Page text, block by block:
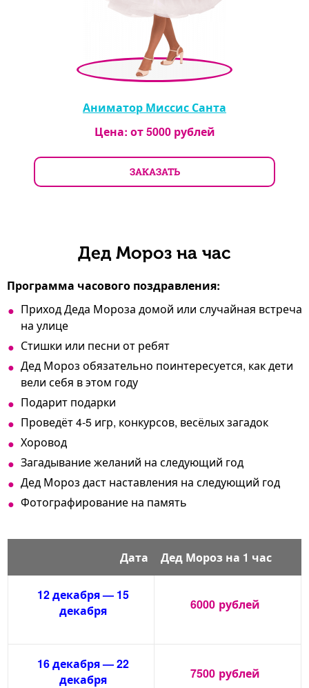
Аниматор Миссис Санта
Цена: от5000рублей
ЗАКАЗАТЬ
Дед Мороз на час
Программа часового поздравления:
Приход Деда Мороза домой или случайная встреча
на улице
Стишки или песни от ребят
Дед Мороз обязательно поинтересуется, как дети
вели себя в этом году
Подарит подарки
Проведёт 4-5 игр, конкурсов, весёлых загадок
Хоровод
Загадывание желаний на следующий год
Дед Мороз даст наставления на следующий год
Фотографирование на память
Дата Дед Мороз на 1 час
12 декабря — 15
декабря
6000 рублей
16 декабря — 22
декабря
7500 рублей